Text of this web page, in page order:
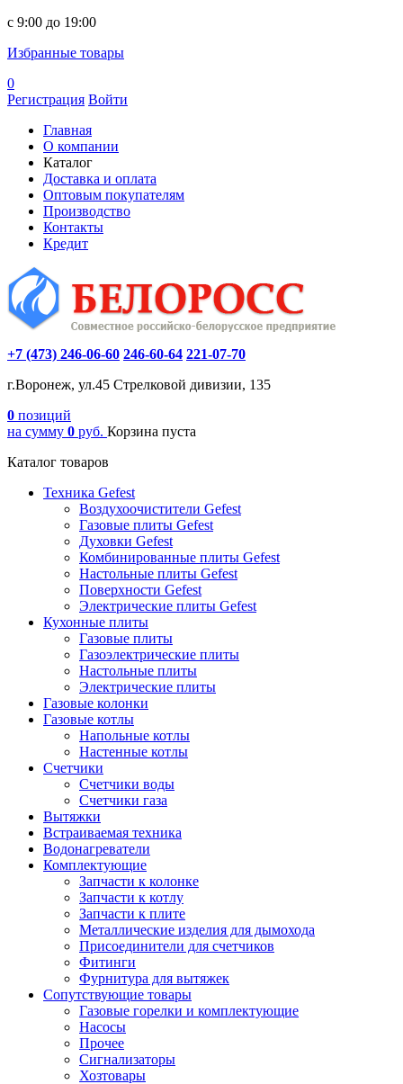
c 9:00 до 19:00
Избранные товары
0
Регистрация Войти
Главная
О компании
Каталог
Доставка и оплата
Оптовым покупателям
Производство
Контакты
Кредит
+7 (473) 246-06-60 246-60-64 221-07-70
г.Воронеж, ул.45 Стрелковой дивизии, 135
0 позиций
на сумму 0 руб. Корзина пуста
Каталог товаров
Техника Gefest
Воздухоочистители Gefest
Газовые плиты Gefest
Духовки Gefest
Комбинированные плиты Gefest
Настольные плиты Gefest
Поверхности Gefest
Электрические плиты Gefest
Кухонные плиты
Газовые плиты
Газоэлектрические плиты
Настольные плиты
Электрические плиты
Газовые колонки
Газовые котлы
Напольные котлы
Настенные котлы
Счетчики
Счетчики воды
Счетчики газа
Вытяжки
Встраиваемая техника
Водонагреватели
Комплектующие
Запчасти к колонке
Запчасти к котлу
Запчасти к плите
Металлические изделия для дымохода
Присоединители для счетчиков
Фитинги
Фурнитура для вытяжек
Сопутствующие товары
Газовые горелки и комплектующие
Насосы
Прочее
Сигнализаторы
Хозтовары